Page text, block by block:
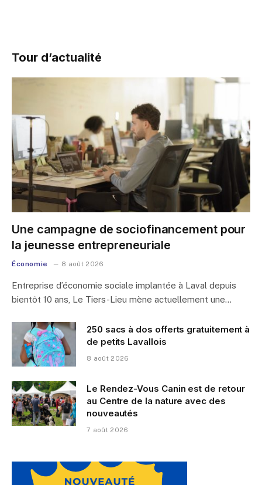
Tour d’actualité
Une campagne de sociofinancement pour
la jeunesse entrepreneuriale
Économie 8 août 2026
Entreprise d’économie sociale implantée à Laval depuis
bientôt 10 ans, Le Tiers-Lieu mène actuellement une…
250 sacs à dos offerts gratuitement à
de petits Lavallois
8 août 2026
Le Rendez-Vous Canin est de retour
au Centre de la nature avec des
nouveautés
7 août 2026